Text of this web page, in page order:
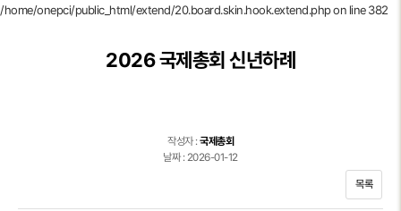
/home/onepci/public_html/extend/20.board.skin.hook.extend.phpon line382
2026 국제총회 신년하례
작성자 :국제총회
날짜 : 2026-01-12
목록